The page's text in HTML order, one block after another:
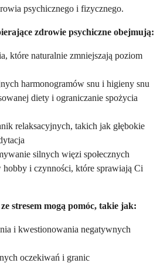
psychicznego i fizycznego.
zdrowie psychiczne obejmują:
które naturalnie zmniejszają poziom
harmonogramów snu i higieny snu
diety i ograniczanie spożycia
relaksacyjnych, takich jak głębokie
silnych więzi społecznych
hobby i czynności, które sprawiają Ci
stresem mogą pomóc, takie jak:
i kwestionowania negatywnych
oczekiwań i granic